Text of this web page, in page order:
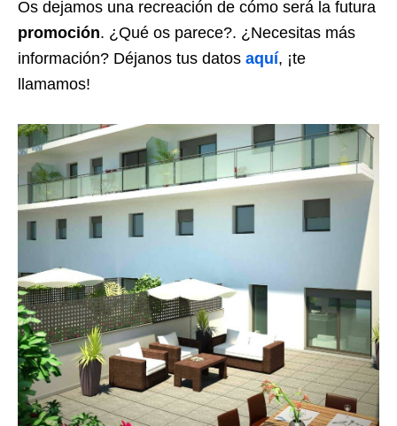
Os dejamos una recreación de cómo será la futura
promoción. ¿Qué os parece?. ¿Necesitas más
información? Déjanos tus datos aquí, ¡te
llamamos!